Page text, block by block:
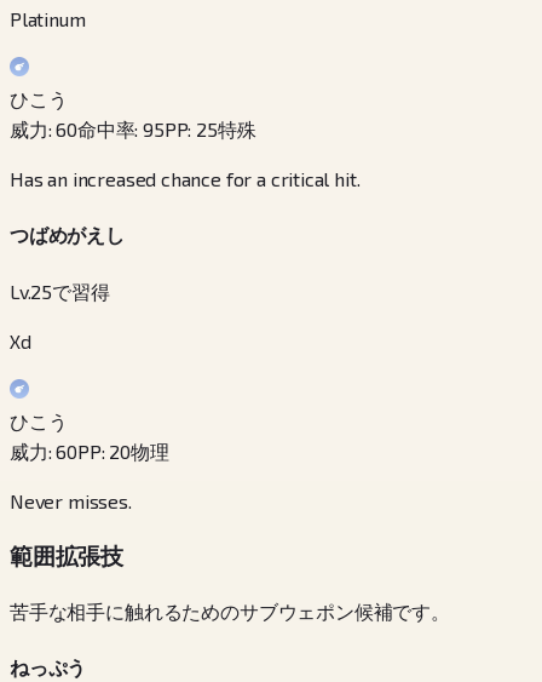
Platinum
ひこう
威力:60命中率:95PP: 25特殊
Has an increased chance for a critical hit.
つばめがえし
Lv.25で習得
Xd
ひこう
威力:60PP: 20物理
Never misses.
範囲拡張技
苦手な相手に触れるためのサブウェポン候補です。
ねっぷう